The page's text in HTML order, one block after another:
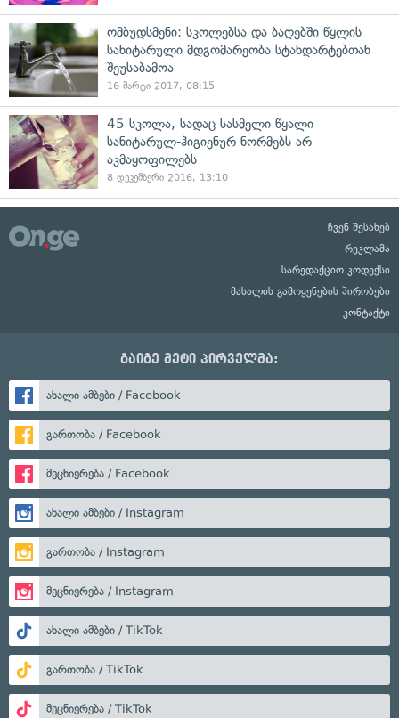
ომბუდსმენი: სკოლებსა და ბაღებში წყლის
სანიტარული მდგომარეობა სტანდარტებთან
შეუსაბამოა
16 მარტი 2017, 08:15
45 სკოლა, სადაც სასმელი წყალი
სანიტარულ-ჰიგიენურ ნორმებს არ
აკმაყოფილებს
8 დეკემბერი 2016, 13:10
ჩვენ შესახებ
რეკლამა
სარედაქციო კოდექსი
მასალის გამოყენების პირობები
კონტაქტი
გაიგე მეტი პირველმა:
ახალი ამბები / Facebook
გართობა / Facebook
მეცნიერება / Facebook
ახალი ამბები / Instagram
გართობა / Instagram
მეცნიერება / Instagram
ახალი ამბები / TikTok
გართობა / TikTok
მეცნიერება / TikTok